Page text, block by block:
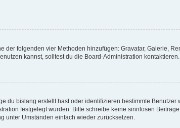
der folgenden vier Methoden hinzufügen: Gravatar, Galerie,
kannst, solltest du die Board-Administration kontaktieren.
du bislang erstellt hast oder identifizieren bestimmte
festgelegt wurden. Bitte schreibe keine sinnlosen
unter Umständen einfach wieder zurücksetzen.